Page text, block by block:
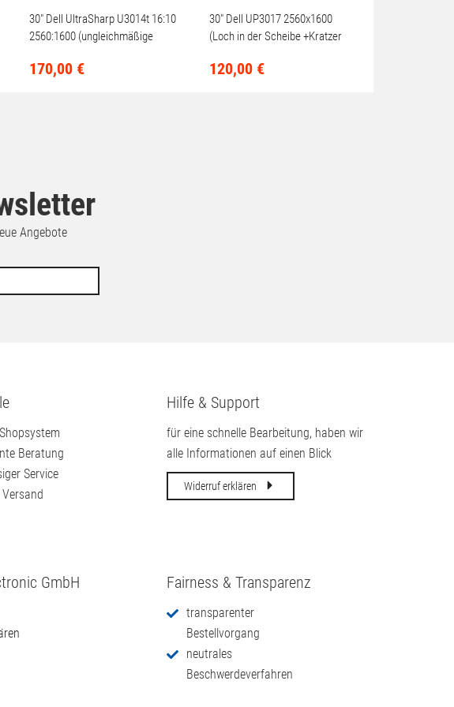
30" Dell UltraSharp U3014t 16:10
2560:1600 (ungleichmäßige
170,00 €
30" Dell UP3017 2560x1600
(Loch in der Scheibe +Kratzer
120,00 €
Angebote
Beratung
Service
Hilfe & Support
für eine schnelle Bearbeitung, haben wir
alle Informationen auf einen Blick
Widerruf erklären
GmbH Fairness & Transparenz
transparenter
Bestellvorgang
neutrales
Beschwerdeverfahren